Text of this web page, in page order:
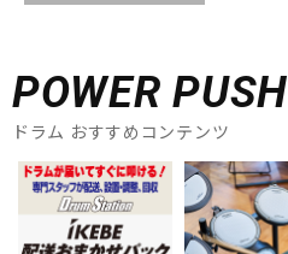
POWER PUSH
ドラム おすすめコンテンツ